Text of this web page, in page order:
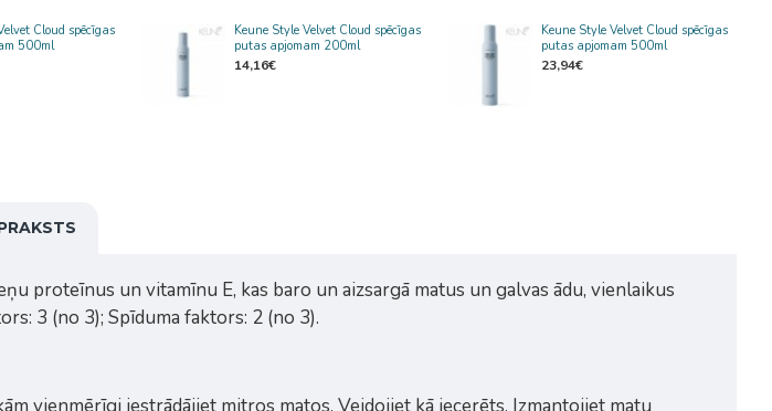
Cloud spēcīgas
500ml
Keune Style Velvet Cloud spēcīgas
putas apjomam 200ml
14,16€
Keune Style Velvet Cloud spēcīgas
putas apjomam 500ml
23,94€
proteīnus un vitamīnu E, kas baro un aizsargā matus un galvas ādu, vienlaikus
3 (no 3); Spīduma faktors: 2 (no 3).